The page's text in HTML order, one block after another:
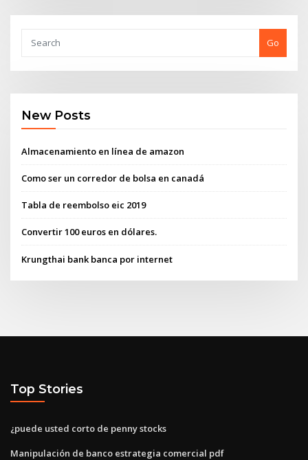
Go
New Posts
Almacenamiento en línea de amazon
Como ser un corredor de bolsa en canadá
Tabla de reembolso eic 2019
Convertir 100 euros en dólares.
Krungthai bank banca por internet
Top Stories
¿puede usted corto de penny stocks
Manipulación de banco estrategia comercial pdf